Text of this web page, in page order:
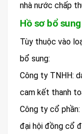
nhà nước chấp
Hồ sơ bổ
Tùy thuộc vào
bổ sung:
Công ty TNHH:
cam kết thanh
Công ty cổ
đại hội đồng cổ